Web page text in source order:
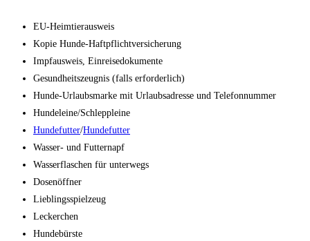
EU-Heimtierausweis
Kopie Hunde-Haftpflichtversicherung
Impfausweis, Einreisedokumente
Gesundheitszeugnis (falls erforderlich)
Hunde-Urlaubsmarke mit Urlaubsadresse und Telefonnummer
Hundeleine/Schleppleine
Hundefutter/Hundefutter
Wasser- und Futternapf
Wasserflaschen für unterwegs
Dosenöffner
Lieblingsspielzeug
Leckerchen
Hundebürste